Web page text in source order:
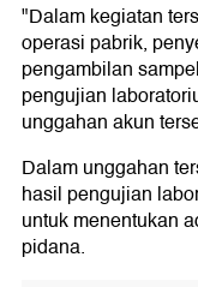
"Dalam kegiatan
operasi pabrik,
pengambilan
pengujian
unggahan akun
Dalam unggahan
hasil pengujian
untuk menentukan
pidana.